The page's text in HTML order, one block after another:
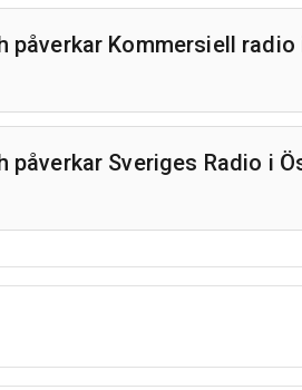
påverkar Kommersiell
Sveriges Radio i